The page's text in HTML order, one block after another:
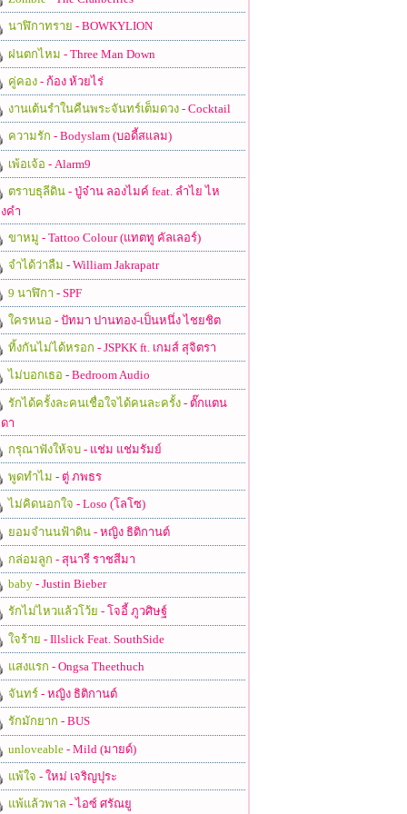
นาฬิกาทราย - BOWKYLION
ฝนตกไหม - Three Man Down
คู่คอง- ก้อง ห้วยไร่
งานเต้นรำในคืนพระจันทร์เต็มดวง- Cocktail
ความรัก - Bodyslam (บอดี้สแลม)
เพ้อเจ้อ - Alarm9
ตราบธุลีดิน- ปู่จ๋าน ลองไมค์ feat. ลำไย ไห
คำ
ขาหมู - Tattoo Colour (แทตทู คัลเลอร์)
จำได้ว่าลืม - William Jakrapatr
9 นาฬิกา - SPF
ใครหนอ - ปัทมา ปานทอง-เป็นหนึ่ง ไชยชิต
ทิ้งกันไม่ได้หรอก - JSPKK ft. เกมส์ สุจิตรา
ไม่บอกเธอ - Bedroom Audio
รักได้ครั้งละคนเชื่อใจได้คนละครั้ง- ตั๊กแตน
า
กรุณาฟังให้จบ- แช่ม แช่มรัมย์
พูดทำไม - ตู่ ภพธร
ไม่คิดนอกใจ - Loso (โลโซ)
ยอมจำนนฟ้าดิน- หญิง ธิติกานต์
กล่อมลูก - สุนารี ราชสีมา
baby- Justin Bieber
รักไม่ไหวแล้วโว้ย - โจอี้ ภูวศิษฐ์
ใจร้าย - Illslick Feat. SouthSide
แสงแรก - Ongsa Theethuch
จันทร์- หญิง ธิติกานต์
รักมักยาก - BUS
unloveable- Mild (มายด์)
แพ้ใจ - ใหม่ เจริญปุระ
แพ้แล้วพาล - ไอซ์ ศรัณยู